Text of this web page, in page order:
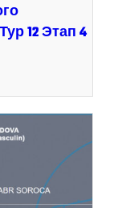
12 Этап 4